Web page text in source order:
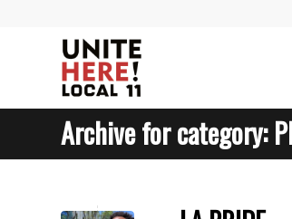
Archive for category: